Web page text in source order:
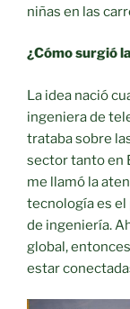
niñas en las
¿Cómo surgió
La idea nació
ingeniera de
trataba sobre
sector tanto en
me llamó la
tecnología es el
de ingeniería.
global,
estar